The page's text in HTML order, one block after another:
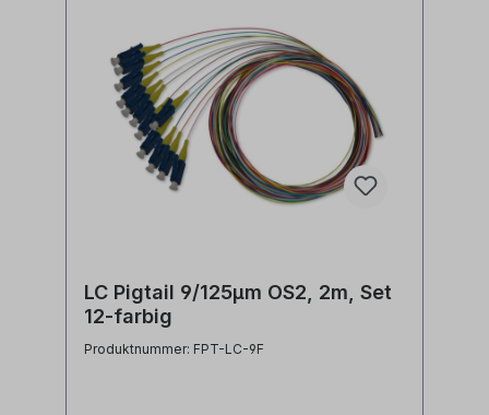
LC Pigtail 9/125µm OS2, 2m, Set
12-farbig
Produktnummer: FPT-LC-9F